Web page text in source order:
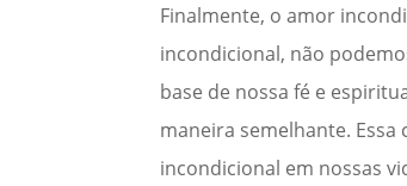
Finalmente, o amor
incondicional, não
base de nossa fé e
maneira semelhante.
incondicional em nossas